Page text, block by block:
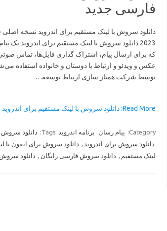
فارسی جدید
دانلود سروش با لینک مستقیم برای اندروید نسخه
2023 دانلود سروش با لینک مستقیم برای اندروید یک
که برای ارسال پیام، اشتراک گذاری فایل‌ها، تماس
عکس و ویدئو و ارتباط با دوستان و خانواده استفاده
توسط شرکت همتاز سازی ارتباط توسعه…
Read More: دانلود سروش با لینک مستقیم برای اندروید نسخه اصلی فارسی… »
Category: پیام رسان برنامه اندروید Tags: دانلود سروش
دانلود سروش برای اندروید , دانلود سروش برای ایفون با
لینک مستقیم , دانلود سروش فارسی رایگان , دانلود